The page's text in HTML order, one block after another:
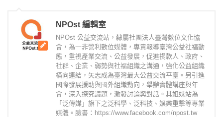
NPOst 編輯室
NPOst 公益交流站，隸屬社團法人臺灣數位文化協
會，為一非營利數位媒體，專責報導臺灣公益社福動
態，重視產業交流、公益發展，促進捐款人、政府、
社群、企業、弱勢與社福組織之溝通，強化公益組織
橫向連結，矢志成為臺灣最大公益交流平臺。另引進
國際發展援助與國外組織動向，舉辦實體講座與年
會，深入探究議題，激發討論與對話。其姐妹站為
「泛傳媒」旗下之泛科學、泛科技、娛樂重擊等專業
媒體。臉書：https://www.facebook.com/npost.tw